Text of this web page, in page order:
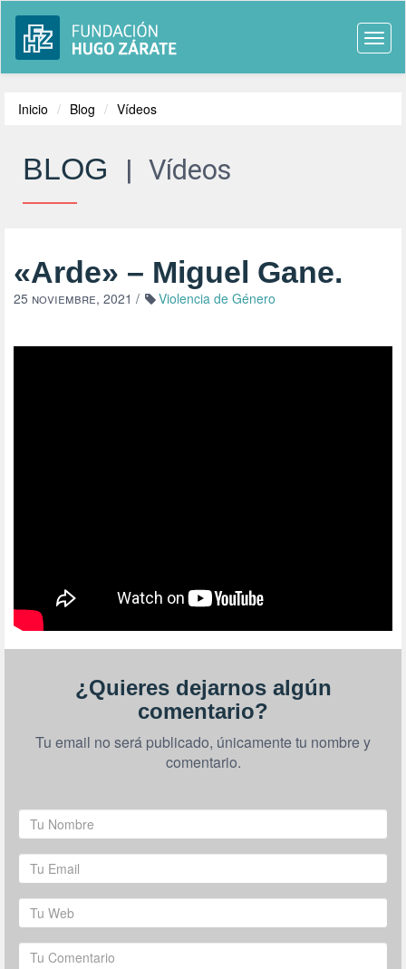
Inicio Blog Vídeos
BLOG | Vídeos
«Arde» – Miguel Gane.
25 noviembre, 2021 / Violencia de Género
¿Quieres dejarnos algún
comentario?
Tu email no será publicado, únicamente tu nombre y
comentario.